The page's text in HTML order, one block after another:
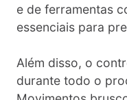
e de ferramentas
essenciais para
Além disso, o
durante todo o